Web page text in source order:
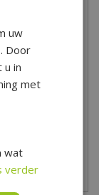
juiste voeding
in het
bij het kopen
helpen
voor uitgebreid
hart van Noord-
uw
Door
in
met
wat
verder